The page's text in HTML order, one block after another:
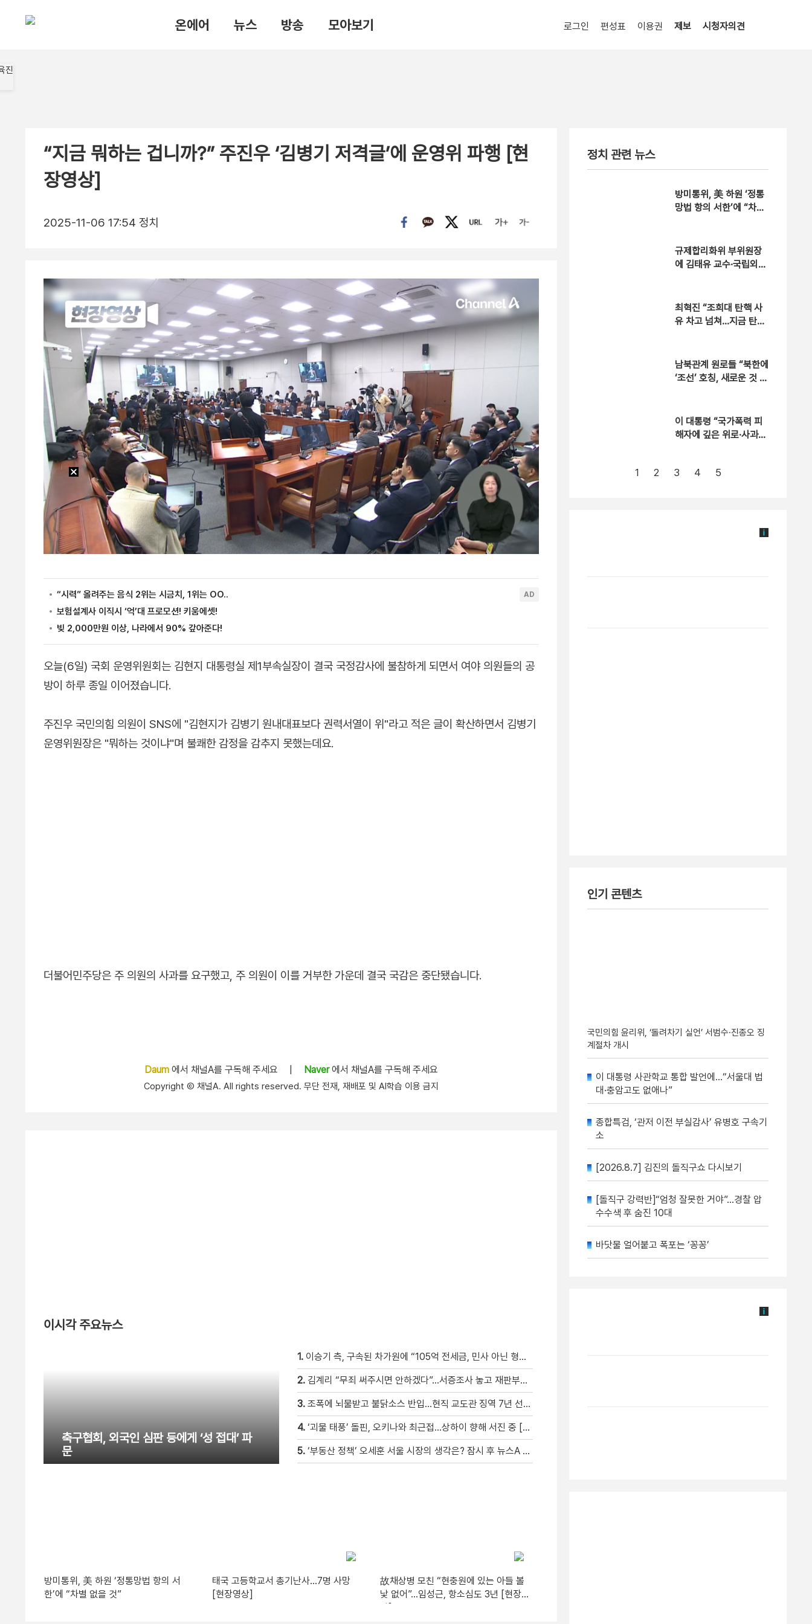
온에어 뉴스 방송 모아보기 로그인 편성표 이용권 제보 시청자의견
“지금 뭐하는 겁니까?” 주진우 ‘김병기 저격글’에 운영위 파행 [현
장영상]
2025-11-06 17:54 정치
오늘(6일) 국회 운영위원회는 김현지 대통령실 제1부속실장이 결국 국정감사에 불참하게 되면서 여야 의원들의 공
방이 하루 종일 이어졌습니다.
주진우 국민의힘 의원이 SNS에 "김현지가 김병기 원내대표보다 권력서열이 위"라고 적은 글이 확산하면서 김병기
운영위원장은 "뭐하는 것이냐"며 불쾌한 감정을 감추지 못했는데요.
더불어민주당은 주 의원의 사과를 요구했고, 주 의원이 이를 거부한 가운데 결국 국감은 중단됐습니다.
Daum 에서 채널A를 구독해 주세요 Naver에서 채널A를 구독해 주세요
Copyright Ⓒ 채널A. All rights reserved. 무단 전재, 재배포 및 AI학습 이용 금지
이시각 주요뉴스
축구협회, 외국인 심판 등에게 ‘성 접대’ 파
문
1. 이승기 측, 구속된 차가원에 “105억 전세금, 민사 아닌 형사 범죄…엄벌 원해” [자막뉴스]
2. 김계리 “무죄 써주시면 안하겠다”…서증조사 놓고 재판부와 ‘신경전’ [현장영상]
3. 조폭에 뇌물받고 불닭소스 반입…현직 교도관 징역 7년 선고 [자막뉴스]
4. ‘괴물 태풍’ 돌핀, 오키나와 최근접…상하이 향해 서진 중 [현장영상]
5. ‘부동산 정책’ 오세훈 서울 시장의 생각은? 잠시 후 뉴스A 출연
방미통위, 美 하원 ‘정통망법 항의 서
한’에 “차별 없을 것”
태국 고등학교서 총기난사…7명 사망
[현장영상]
故채상병 모친 “현충원에 있는 아들 볼
낯 없어”…임성근, 항소심도 3년 [현장영
상]
정치 관련 뉴스
방미통위, 美 하원 ‘정통
망법 항의 서한’에 “차별
규제합리화위 부위원장
에 김태유 교수·국립외교
최혁진 “조희대 탄핵 사
유 차고 넘쳐…지금 탄핵
남북관계 원로들 “북한에
‘조선’ 호칭, 새로운 것 아
이 대통령 “국가폭력 피
해자에 깊은 위로·사과…
1 2 3 4 5
인기 콘텐츠
국민의힘 윤리위, ‘돌려차기 실언’ 서범수·진종오 징
계절차 개시
이 대통령 사관학교 통합 발언에…“서울대 법
대·충암고도 없애나”
종합특검, ‘관저 이전 부실감사’ 유병호 구속기
소
[2026.8.7] 김진의 돌직구쇼 다시보기
[돌직구 강력반]“엄청 잘못한 거야”…경찰 압
수수색 후 숨진 10대
바닷물 얼어붙고 폭포는 ‘꽁꽁’